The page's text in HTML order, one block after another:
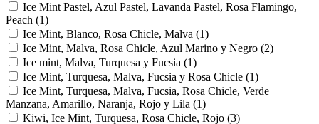
Ice Mint Pastel, Azul Pastel, Lavanda Pastel, Rosa Flamingo,
Peach (1)
Ice Mint, Blanco, Rosa Chicle, Malva (1)
Ice Mint, Malva, Rosa Chicle, Azul Marino y Negro (2)
Ice mint, Malva, Turquesa y Fucsia (1)
Ice Mint, Turquesa, Malva, Fucsia y Rosa Chicle (1)
Ice Mint, Turquesa, Malva, Fucsia, Rosa Chicle, Verde
Manzana, Amarillo, Naranja, Rojo y Lila (1)
Kiwi, Ice Mint, Turquesa, Rosa Chicle, Rojo (3)